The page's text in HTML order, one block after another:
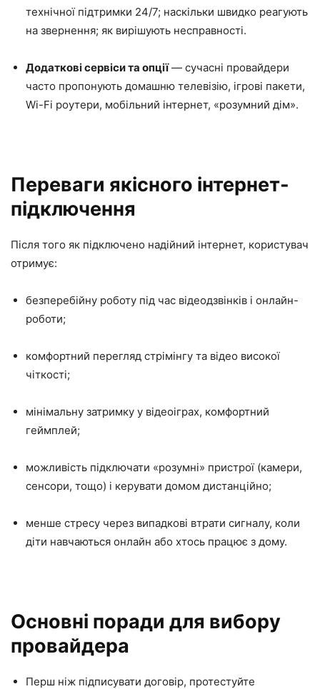
технічної підтримки 24/7; наскільки швидко реагують
на звернення; як вирішують несправності.
Додаткові сервіси та опції— сучасні провайдери
часто пропонують домашню телевізію, ігрові пакети,
Wi-Fi роутери, мобільний інтернет, «розумний дім».
Переваги якісного інтернет-
підключення
Після того як підключено надійний інтернет, користувач
отримує:
безперебійну роботу під час відеодзвінків і онлайн-
роботи;
комфортний перегляд стрімінгу та відео високої
чіткості;
мінімальну затримку у відеоіграх, комфортний
геймплей;
можливість підключати «розумні» пристрої (камери,
сенсори, тощо) і керувати домом дистанційно;
менше стресу через випадкові втрати сигналу, коли
діти навчаються онлайн або хтось працює з дому.
Основні поради для вибору
провайдера
Перш ніж підписувати договір, протестуйте